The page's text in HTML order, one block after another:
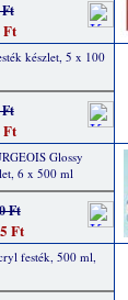
Ft
készlet, 5 x 100
Ft
Glossy
6 x 500 ml
Ft
Ft
festék, 500 ml,